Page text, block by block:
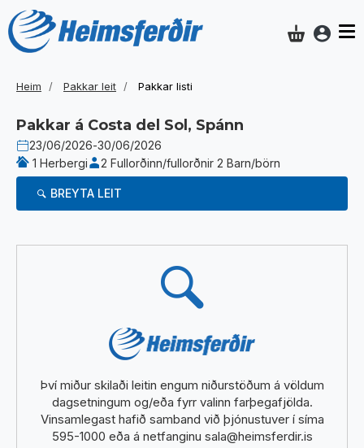
Heim Pakkar leit Pakkar listi
Pakkar á Costa del Sol, Spánn
23/06/2026-30/06/2026
1 Herbergi
2 Fullorðinn/fullorðnir 2 Barn/börn
BREYTA LEIT
Niðurstöður
Því miður skilaði leitin engum niðurstöðum á völdum
dagsetningum og/eða fyrr valinn farþegafjölda.
Vinsamlegast hafið samband við þjónustuver í síma
595-1000 eða á netfanginu sala@heimsferdir.is